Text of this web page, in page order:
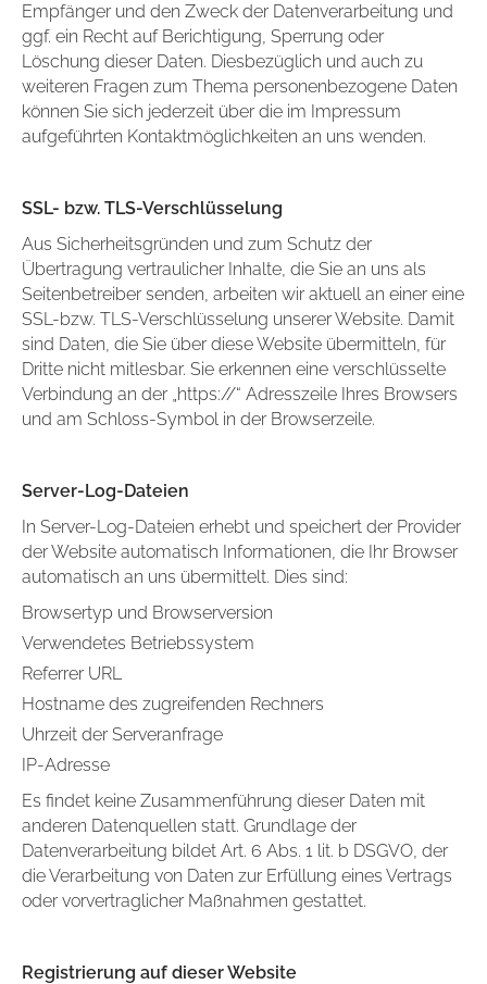
Empfänger und den Zweck der Datenverarbeitung und
ggf. ein Recht auf Berichtigung, Sperrung oder
Löschung dieser Daten. Diesbezüglich und auch zu
weiteren Fragen zum Thema personenbezogene Daten
können Sie sich jederzeit über die im Impressum
aufgeführten Kontaktmöglichkeiten an uns wenden.
SSL- bzw. TLS-Verschlüsselung
Aus Sicherheitsgründen und zum Schutz der
Übertragung vertraulicher Inhalte, die Sie an uns als
Seitenbetreiber senden, arbeiten wir aktuell an einer eine
SSL-bzw. TLS-Verschlüsselung unserer Website. Damit
sind Daten, die Sie über diese Website übermitteln, für
Dritte nicht mitlesbar. Sie erkennen eine verschlüsselte
Verbindung an der „https://“ Adresszeile Ihres Browsers
und am Schloss-Symbol in der Browserzeile.
Server-Log-Dateien
In Server-Log-Dateien erhebt und speichert der Provider
der Website automatisch Informationen, die Ihr Browser
automatisch an uns übermittelt. Dies sind:
Browsertyp und Browserversion
Verwendetes Betriebssystem
Referrer URL
Hostname des zugreifenden Rechners
Uhrzeit der Serveranfrage
IP-Adresse
Es findet keine Zusammenführung dieser Daten mit
anderen Datenquellen statt. Grundlage der
Datenverarbeitung bildet Art. 6 Abs. 1 lit. b DSGVO, der
die Verarbeitung von Daten zur Erfüllung eines Vertrags
oder vorvertraglicher Maßnahmen gestattet.
Registrierung auf dieser Website